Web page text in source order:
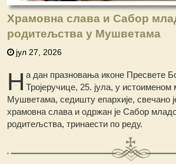
Храмовна слава и Сабор
родитељства у Мушветама
јул 27, 2026
Н а дан празновања иконе Пресвете
Тројеручице, 25. јула, у истоименом
Мушветама, седишту епархије, свечано
храмовна слава и одржан је Сабор
родитељства, тринаести по реду.